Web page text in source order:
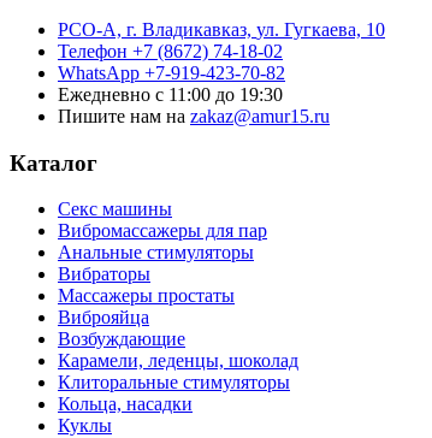
РСО-А, г. Владикавказ, ул. Гугкаева, 10
Телефон +7 (8672) 74-18-02
WhatsApp +7-919-423-70-82
Ежедневно с 11:00 до 19:30
Пишите нам на zakaz@amur15.ru
Каталог
Секс машины
Вибромассажеры для пар
Анальные стимуляторы
Вибраторы
Массажеры простаты
Виброяйца
Возбуждающие
Карамели, леденцы, шоколад
Клиторальные стимуляторы
Кольца, насадки
Куклы